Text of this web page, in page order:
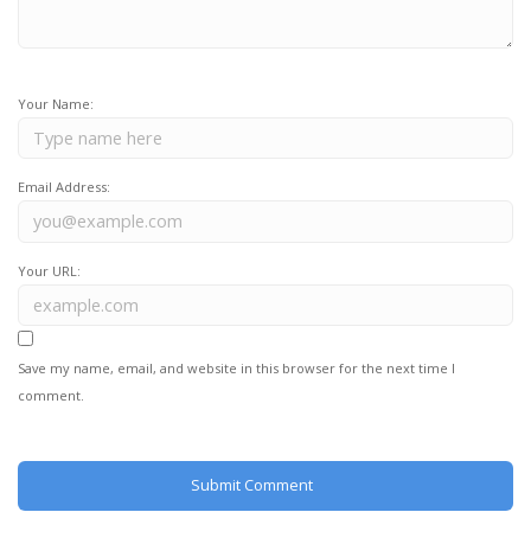
Your Name:
Email Address:
Your URL:
Save my name, email, and website in this browser for the next time I
comment.